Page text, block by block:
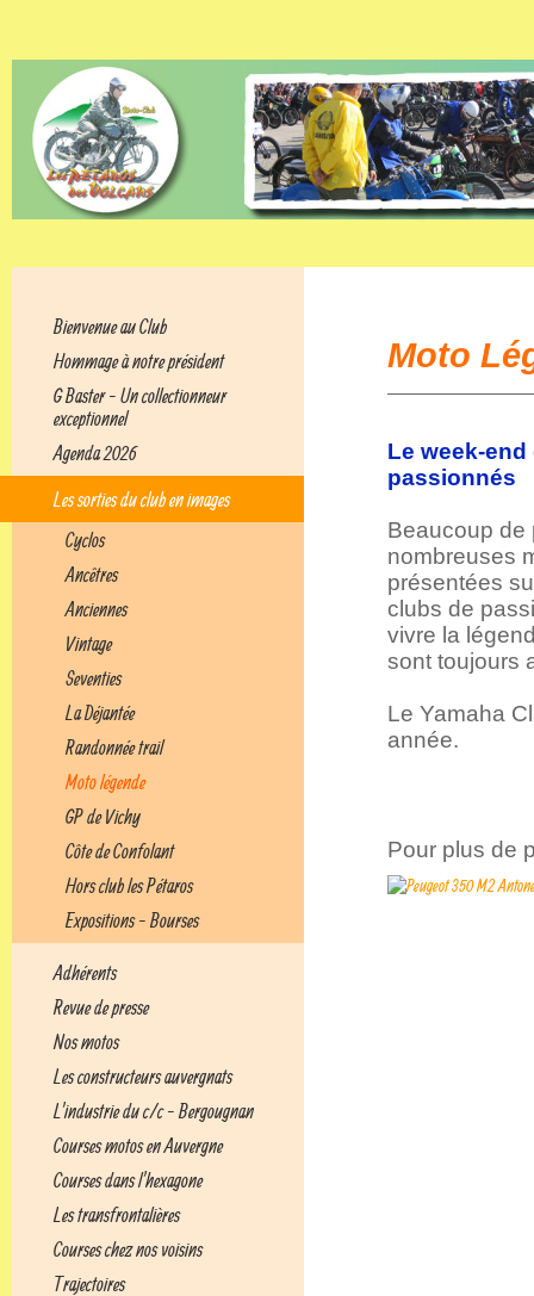
Bienvenue au Club
Hommage à notre président
G Baster - Un collectionneur
exceptionnel
Agenda 2026
Les sorties du club en images
Cyclos
Ancêtres
Anciennes
Vintage
Seventies
La Déjantée
Randonnée trail
Moto légende
GP de Vichy
Côte de Confolant
Hors club les Pétaros
Expositions - Bourses
Adhérents
Revue de presse
Nos motos
Les constructeurs auvergnats
L'industrie du c/c - Bergougnan
Courses motos en Auvergne
Courses dans l'hexagone
Les transfrontalières
Courses chez nos voisins
Trajectoires
Moto
Le week-end
passionnés
Beaucoup de
nombreuses
présentées
clubs de
vivre la
sont toujours
Le Yamaha
année.
Pour plus de